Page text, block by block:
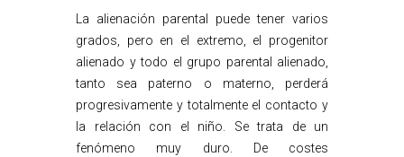
La alienación parental puede tener varios
grados, pero en el extremo, el progenitor
alienado y todo el grupo parental alienado,
tanto sea paterno o materno, perderá
progresivamente y totalmente el contacto y
la relación con el niño. Se trata de un
fenómeno muy duro. De costes